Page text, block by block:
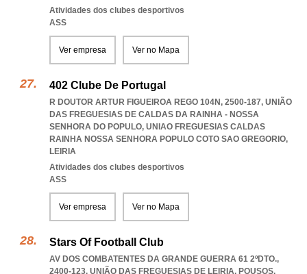
Atividades dos clubes desportivos
ASS
Ver empresa Ver no Mapa
402 Clube De Portugal
R DOUTOR ARTUR FIGUEIROA REGO 104N, 2500-187, UNIÃO
DAS FREGUESIAS DE CALDAS DA RAINHA - NOSSA
SENHORA DO POPULO, UNIAO FREGUESIAS CALDAS
RAINHA NOSSA SENHORA POPULO COTO SAO GREGORIO,
LEIRIA
Atividades dos clubes desportivos
ASS
Ver empresa Ver no Mapa
Stars Of Football Club
AV DOS COMBATENTES DA GRANDE GUERRA 61 2ºDTO.,
2400-123, UNIÃO DAS FREGUESIAS DE LEIRIA, POUSOS,